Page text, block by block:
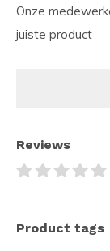
Onze
juiste product
Reviews
Product tags